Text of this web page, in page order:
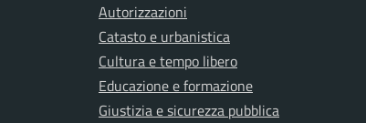
Autorizzazioni
Catasto e urbanistica
Cultura e tempo libero
Educazione e formazione
Giustizia e sicurezza pubblica